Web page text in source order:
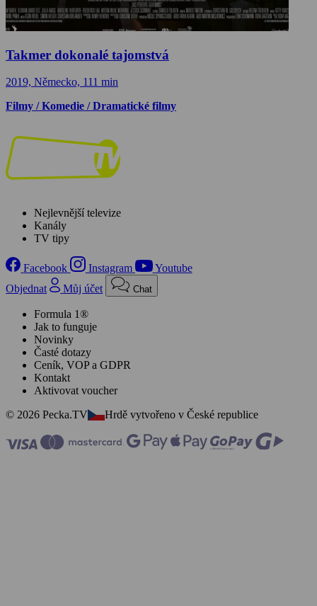
Takmer dokonalé tajomstvá
2019, Německo, 111 min
Filmy / Komedie / Dramatické filmy
Nejlevnější televize
Kanály
TV tipy
Facebook Instagram
Youtube
Objednat
Můj účet Chat
Formula 1®
Jak to funguje
Novinky
Časté dotazy
Ceník, VOP a GDPR
Kontakt
Aktivovat voucher
© 2026 Pecka.TV
Hrdě vytvořeno v České republice